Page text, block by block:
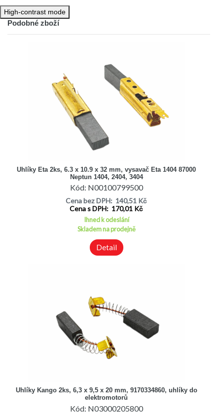
High-contrast mode
Podobné zboží
Uhlíky Eta 2ks, 6.3 x 10.9 x 32 mm, vysavač Eta 1404 87000
Neptun 1404, 2404, 3404
Kód: N00100799500
Cena bez DPH: 140,51 Kč
Cena s DPH: 170,01 Kč
Ihned k odeslání
Skladem na prodejně
Detail
Uhlíky Kango 2ks, 6,3 x 9,5 x 20 mm, 9170334860, uhlíky do
elektromotorů
Kód: N03000205800